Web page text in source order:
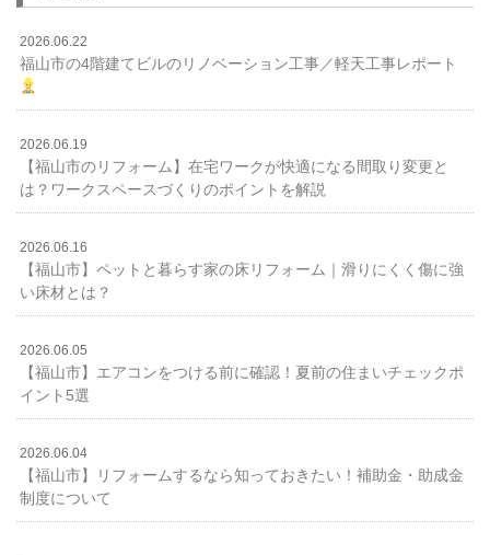
2026.06.22
福山市の4階建てビルのリノベーション工事／軽天工事レポート
2026.06.19
【福山市のリフォーム】在宅ワークが快適になる間取り変更と
は？ワークスペースづくりのポイントを解説
2026.06.16
【福山市】ペットと暮らす家の床リフォーム｜滑りにくく傷に強
い床材とは？
2026.06.05
【福山市】エアコンをつける前に確認！夏前の住まいチェックポ
イント5選
2026.06.04
【福山市】リフォームするなら知っておきたい！補助金・助成金
制度について